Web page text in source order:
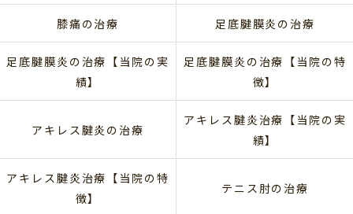
膝痛の治療 足底腱膜炎の治療
足底腱膜炎の治療【当院の実
績】
足底腱膜炎の治療【当院の特
徴】
アキレス腱炎の治療
アキレス腱炎治療【当院の実
績】
アキレス腱炎治療【当院の特
徴】
テニス肘の治療